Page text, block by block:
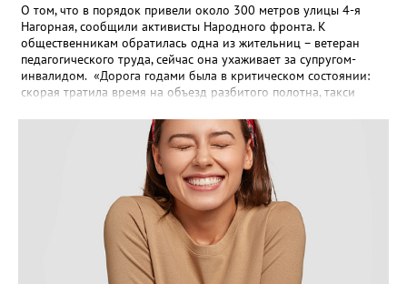
О том, что в порядок привели около 300 метров улицы 4-я
Нагорная, сообщили активисты Народного фронта. К
общественникам обратилась одна из жительниц – ветеран
педагогического труда, сейчас она ухаживает за супругом-
инвалидом. «Дорога годами была в критическом состоянии:
скорая тратила время на объезд разбитого полотна, такси
однажды реанимация не смогла добраться до больного.
Жители писали в администрацию города и другие инстанции,
пытались ремонтировать дорогу своими силами – всё тщетно»,
– рассказали в ОНФ. Общественники подчеркнули: именно
они добились, чтобы участок разровняли и отсыпали. Для
этого потребовалось обратиться в мэрию Златоуста.